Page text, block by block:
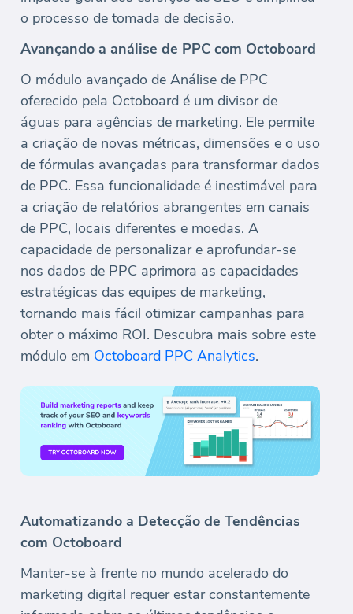
o processo de tomada de decisão.
Avançando a análise de PPC com Octoboard
O módulo avançado de Análise de PPC
oferecido pela Octoboard é um divisor de
águas para agências de marketing. Ele permite
a criação de novas métricas, dimensões e o uso
de fórmulas avançadas para transformar dados
de PPC. Essa funcionalidade é inestimável para
a criação de relatórios abrangentes em canais
de PPC, locais diferentes e moedas. A
capacidade de personalizar e aprofundar-se
nos dados de PPC aprimora as capacidades
estratégicas das equipes de marketing,
tornando mais fácil otimizar campanhas para
obter o máximo ROI. Descubra mais sobre este
módulo em Octoboard PPC Analytics.
Automatizando a Detecção de Tendências
com Octoboard
Manter-se à frente no mundo acelerado do
marketing digital requer estar constantemente